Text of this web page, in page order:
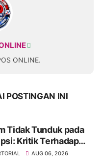
ONLINE.
POSTINGAN INI
Tidak Tunduk pada
Kritik Terhadap
Kebenaran oleh
AUG 06, 2026